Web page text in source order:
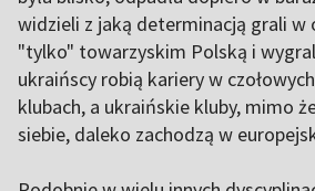
widzieli z jaką determinacją grali w
"tylko" towarzyskim Polską i
ukraińscy robią kariery w
klubach, a ukraińskie kluby, mimo
siebie, daleko zachodzą w